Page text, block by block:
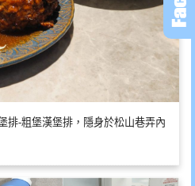
排-粗堡漢堡排，隱身於松山巷弄內